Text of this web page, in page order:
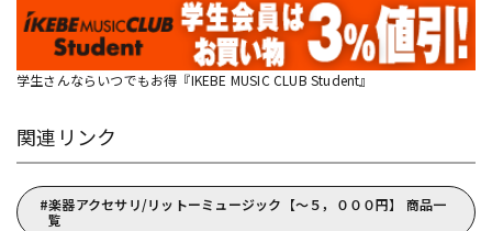
学生さんならいつでもお得『IKEBE MUSIC CLUB Student』
関連リンク
楽器アクセサリ/リットーミュージック【～５，０００円】 商品一
覧